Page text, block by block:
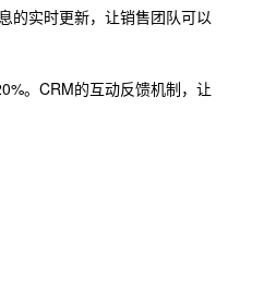
的实时更新，让销售团队可以
。CRM的互动反馈机制，让